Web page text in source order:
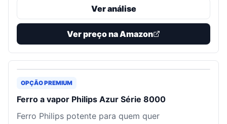
Ver análise
Ver preço na Amazon
OPÇÃO PREMIUM
Ferro a vapor Philips Azur Série 8000
Ferro Philips potente para quem quer